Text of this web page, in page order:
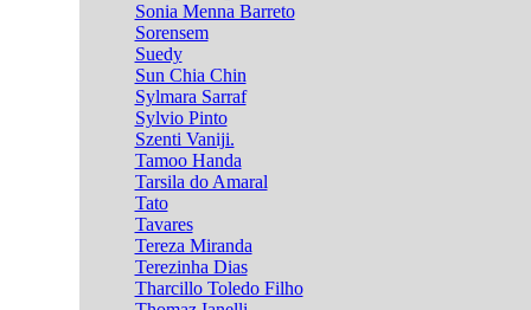
Sonia Menna Barreto
Sorensem
Suedy
Sun Chia Chin
Sylmara Sarraf
Sylvio Pinto
Szenti Vaniji.
Tamoo Handa
Tarsila do Amaral
Tato
Tavares
Tereza Miranda
Terezinha Dias
Tharcillo Toledo Filho